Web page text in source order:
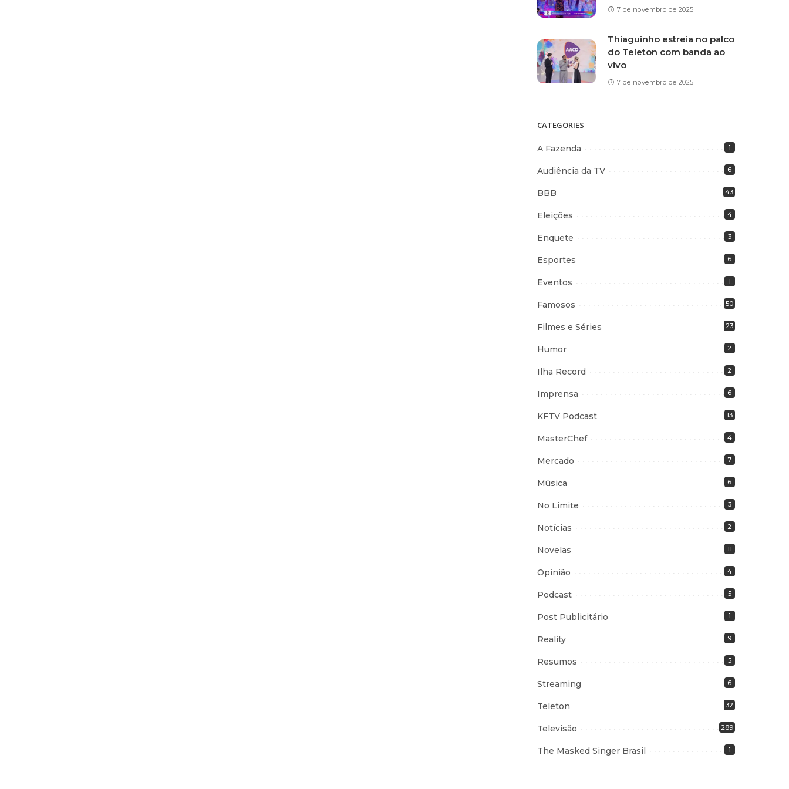
7 de novembro de 2025
Thiaguinho estreia no palco
do Teleton com banda ao
vivo
7 de novembro de 2025
CATEGORIES
A Fazenda 1
Audiência da TV 6
BBB 43
Eleições 4
Enquete 3
Esportes 6
Eventos 1
Famosos 50
Filmes e Séries 23
Humor 2
Ilha Record 2
Imprensa 6
KFTV Podcast 13
MasterChef 4
Mercado 7
Música 6
No Limite 3
Notícias 2
Novelas 11
Opinião 4
Podcast 5
Post Publicitário 1
Reality 9
Resumos 5
Streaming 6
Teleton 32
Televisão 289
The Masked Singer Brasil 1